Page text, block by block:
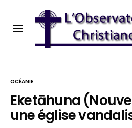
OCÉANIE
Eketāhuna
une église